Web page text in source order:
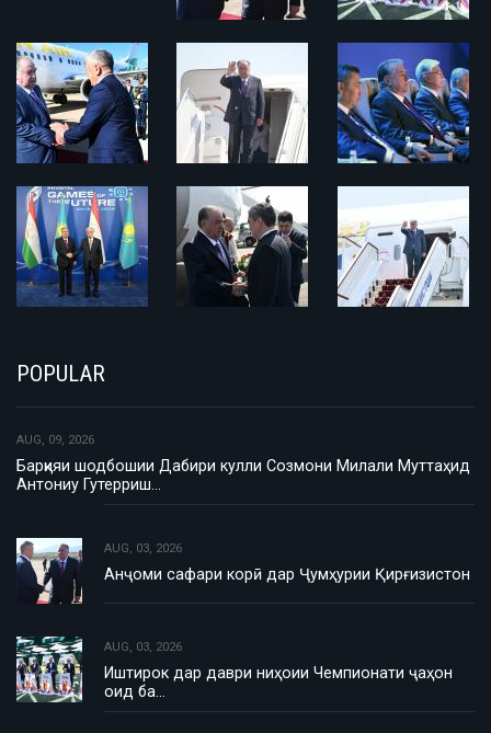
POPULAR
AUG, 09, 2026
Барқияи шодбошии Дабири кулли Созмони Милали Муттаҳид
Антониу Гутерриш…
AUG, 03, 2026
Анҷоми сафари корӣ дар Ҷумҳурии Қирғизистон
AUG, 03, 2026
Иштирок дар даври ниҳоии Чемпионати ҷаҳон
оид ба…